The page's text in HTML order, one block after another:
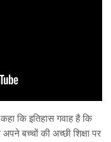
कि इतिहास गवाह है कि
अपने बच्चों की अच्छी शिक्षा पर